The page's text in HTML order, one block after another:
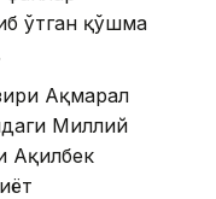
ўтган қўшма
Ақмарал
Миллий
Ақилбек